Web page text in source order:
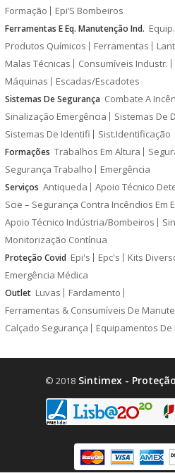
Formação
Epi’S Bombeiros
Ferramentas E Eq. Manutenção Ind.
Produtos Químicos
Ferramentas
Malas Técnicas
Consumíveis Industr.
Máquinas
Escadas/Escadotes
Sistemas De Segurança Combate A
Sinalização Emergência
Sistemas De
Sistemas De Identifi
Sist.Identificação
Formações Trabalhos Em Altura
Segurança Trabalho
Emergência
Serviços Antiqueda
Apoio Técnico
Scie – Segurança Contra Incêndios Em
Apoio Técnico Indústria/Bombeiros
Monitorização Contínua
Proteção Covid Epi's Epc's Kits
Emergência Médica
Outlet Luvas
Fardamento
Ferramentas & Consumíveis De
Calçado Segurança
Equipamentos
© 2018Sintimex -